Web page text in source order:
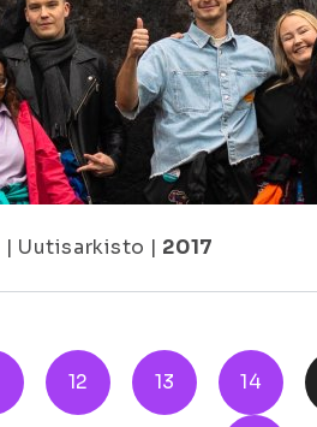
| Uutisarkisto | 2017
12 13 14